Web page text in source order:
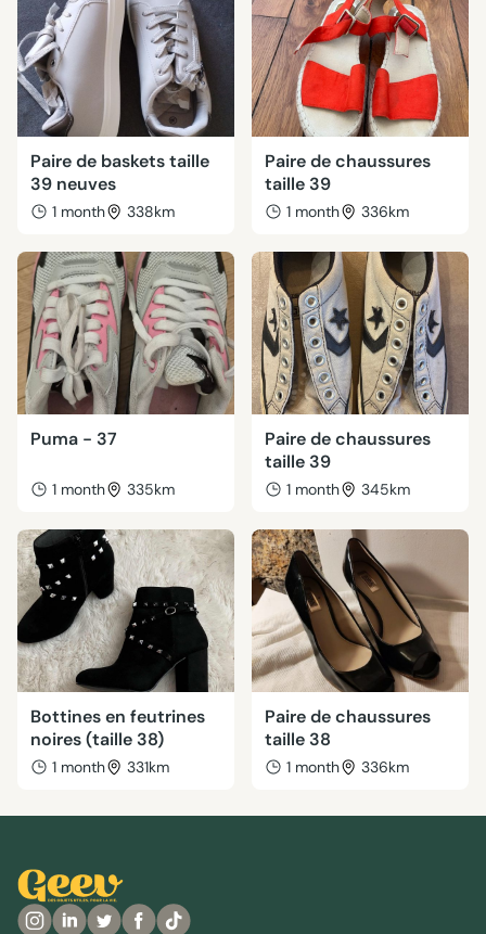
Paire de baskets taille
39 neuves
1 month 338km
Paire de chaussures
taille 39
1 month 336km
Puma - 37
1 month 335km
Paire de chaussures
taille 39
1 month 345km
Bottines en feutrines
noires (taille 38)
1 month 331km
Paire de chaussures
taille 38
1 month 336km